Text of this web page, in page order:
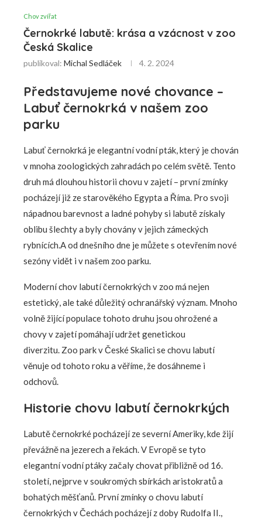
Chov zvířat
Černokrké labutě: krása a vzácnost v zoo
Česká Skalice
publikoval: Michal Sedláček 4. 2. 2024
Představujeme nové chovance –
Labuť černokrká v našem zoo
parku
Labuť černokrká je elegantní vodní pták, který je chován
v mnoha zoologických zahradách po celém světě. Tento
druh má dlouhou historii chovu v zajetí – první zmínky
pocházejí již ze starověkého Egypta a Říma. Pro svoji
nápadnou barevnost a ladné pohyby si labutě získaly
oblibu šlechty a byly chovány v jejich zámeckých
rybnících.A od dnešního dne je můžete s otevřením nové
sezóny vidět i v našem zoo parku.
Moderní chov labutí černokrkých v zoo má nejen
estetický, ale také důležitý ochranářský význam. Mnoho
volně žijící populace tohoto druhu jsou ohrožené a
chovy v zajetí pomáhají udržet genetickou
diverzitu. Zoo park v České Skalici se chovu labutí
věnuje od tohoto roku a věříme, že dosáhneme i
odchovů.
Historie chovu labutí černokrkých
Labutě černokrké pocházejí ze severní Ameriky, kde žijí
převážně na jezerech a řekách. V Evropě se tyto
elegantní vodní ptáky začaly chovat přibližně od 16.
století, nejprve v soukromých sbírkách aristokratů a
bohatých měšťanů. První zmínky o chovu labutí
černokrkých v Čechách pocházejí z doby Rudolfa II.,